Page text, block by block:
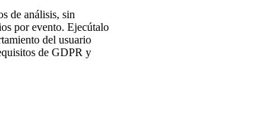
de análisis, sin
por evento. Ejecútalo
del usuario
de GDPR y